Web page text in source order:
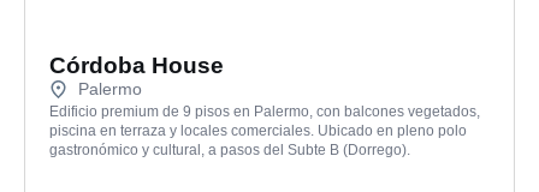
Córdoba House
Palermo
Edificio premium de 9 pisos en Palermo, con balcones vegetados,
piscina en terraza y locales comerciales. Ubicado en pleno polo
gastronómico y cultural, a pasos del Subte B (Dorrego).